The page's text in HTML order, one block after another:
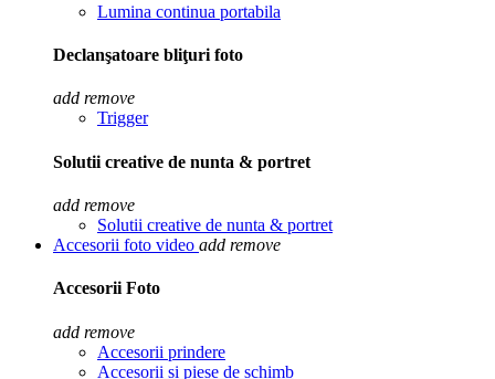
Lumina continua portabila
Declanşatoare bliţuri foto
add remove
Trigger
Solutii creative de nunta & portret
add remove
Solutii creative de nunta & portret
Accesorii foto video add remove
Accesorii Foto
add remove
Accesorii prindere
Accesorii si piese de schimb